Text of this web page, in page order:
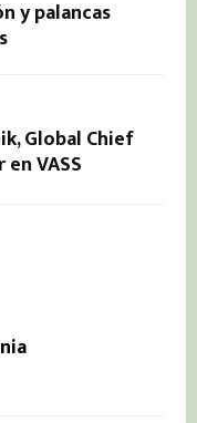
y palancas
Global Chief
VASS